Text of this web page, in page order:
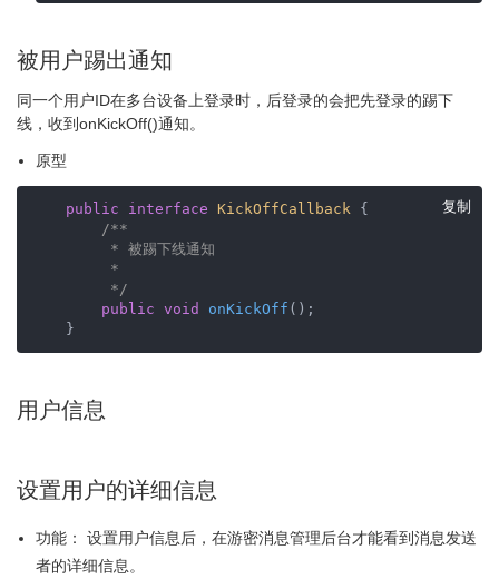
被用户踢出通知
同一个用户ID在多台设备上登录时，后登录的会把先登录的踢下
线，收到onKickOff()通知。
原型
复制
public interface KickOffCallback {
/**
         */
public void onKickOff () ;
    }
用户信息
设置用户的详细信息
功能： 设置用户信息后，在游密消息管理后台才能看到消息发送
者的详细信息。